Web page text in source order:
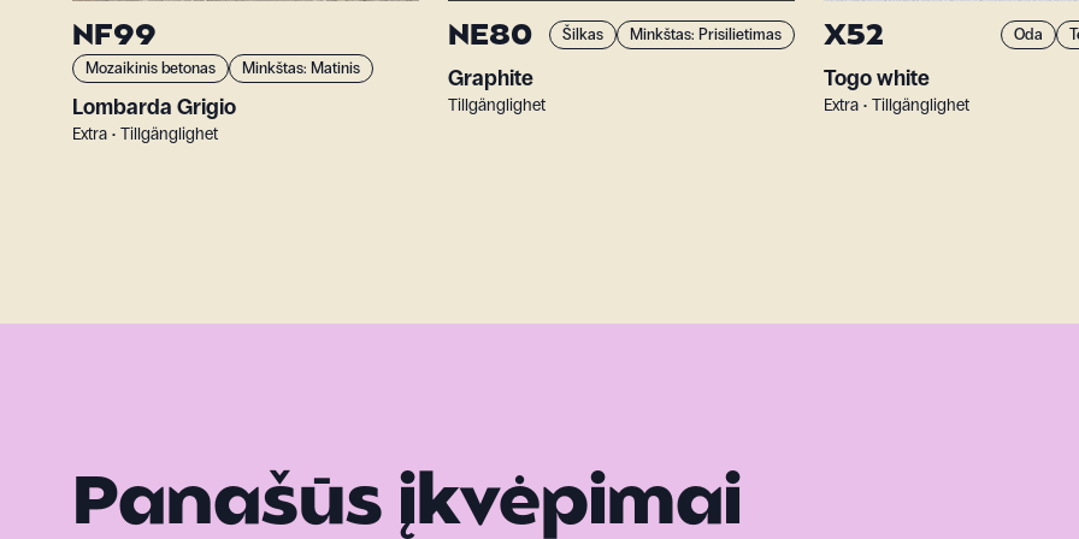
NF99
Mozaikinis betonas Minkštas: Matinis
Lombarda Grigio
Extra • Tillgänglighet
NE80 Šilkas Minkštas: Prisilietimas
Graphite
Tillgänglighet
X52 Oda
Togo white
Extra • Tillgänglighet
Panašūs įkvėpimai